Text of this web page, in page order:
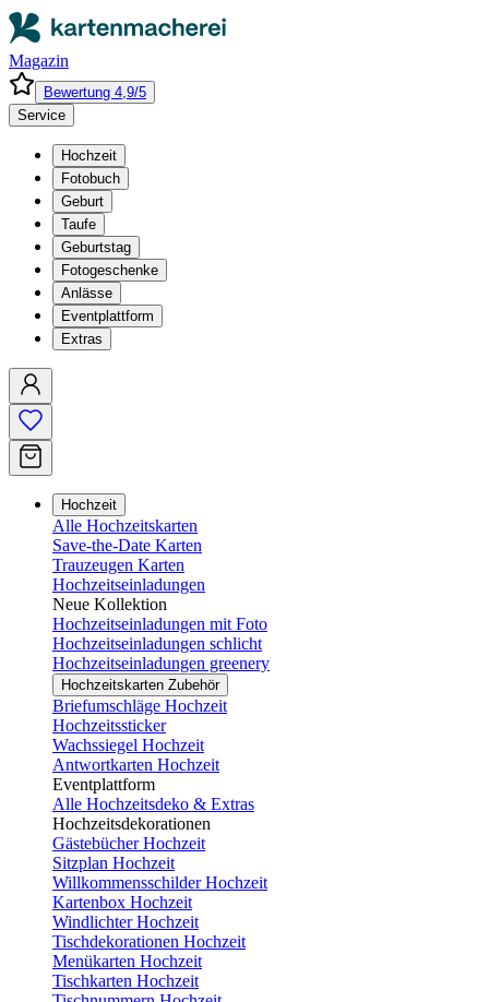
Magazin
Bewertung 4,9/5
Service
Hochzeit
Fotobuch
Geburt
Taufe
Geburtstag
Fotogeschenke
Anlässe
Eventplattform
Extras
Hochzeit
Alle Hochzeitskarten
Save-the-Date Karten
Trauzeugen Karten
Hochzeitseinladungen
Neue Kollektion
Hochzeitseinladungen mit Foto
Hochzeitseinladungen schlicht
Hochzeitseinladungen greenery
Hochzeitskarten Zubehör
Briefumschläge Hochzeit
Hochzeitssticker
Wachssiegel Hochzeit
Antwortkarten Hochzeit
Eventplattform
Alle Hochzeitsdeko & Extras
Hochzeitsdekorationen
Gästebücher Hochzeit
Sitzplan Hochzeit
Willkommensschilder Hochzeit
Kartenbox Hochzeit
Windlichter Hochzeit
Tischdekorationen Hochzeit
Menükarten Hochzeit
Tischkarten Hochzeit